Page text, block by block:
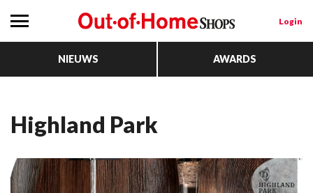
Login
NIEUWS AWARDS
Highland Park